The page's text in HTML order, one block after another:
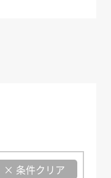
× 条件クリア